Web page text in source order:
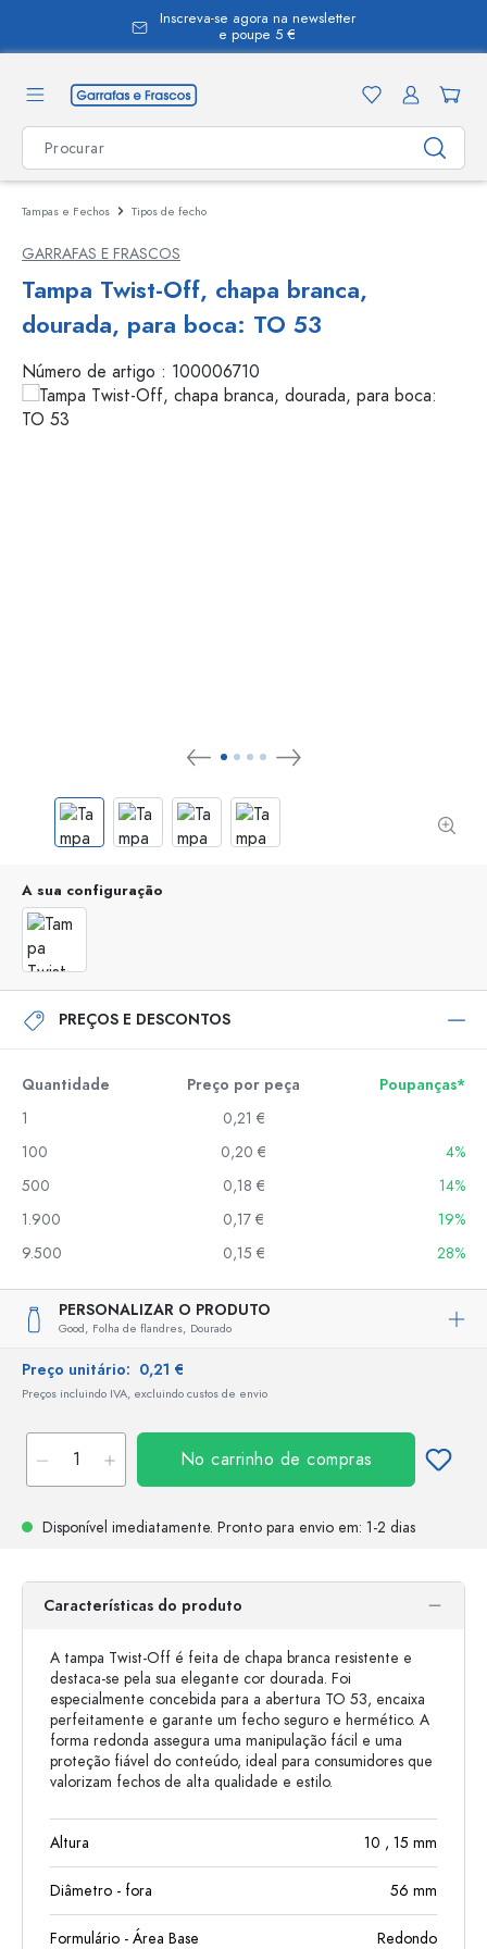
Inscreva-se agora na newsletter
e poupe 5 €
Tampas e Fechos Tipos de fecho
GARRAFAS E FRASCOS
Tampa Twist-Off, chapa branca,
dourada, para boca: TO 53
Número de artigo : 100006710
A sua configuração
PREÇOS E DESCONTOS
Quantidade Preço por peça
Poupanças*
1
0,21 €
100
0,20 €
4%
500
0,18 €
14%
1.900
0,17 €
19%
9.500
0,15 € 28%
PERSONALIZAR O PRODUTO
Good, Folha de flandres, Dourado
Preço unitário: 0,21 €
Preços incluindo IVA, excluindo custos de envio
No carrinho de compras
Disponível imediatamente. Pronto para envio em: 1-2 dias
Características do produto
A tampa Twist-Off é feita de chapa branca resistente e
destaca-se pela sua elegante cor dourada. Foi
especialmente concebida para a abertura TO 53, encaixa
perfeitamente e garante um fecho seguro e hermético. A
forma redonda assegura uma manipulação fácil e uma
proteção fiável do conteúdo, ideal para consumidores que
valorizam fechos de alta qualidade e estilo.
Altura 10 , 15 mm
Diâmetro - fora 56 mm
Formulário - Área Base Redondo